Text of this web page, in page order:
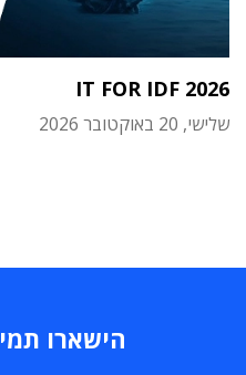
IT FOR IDF 2026
שלישי, 20 באוקטובר 2026
הישארו